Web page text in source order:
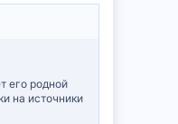
его родной
на источники